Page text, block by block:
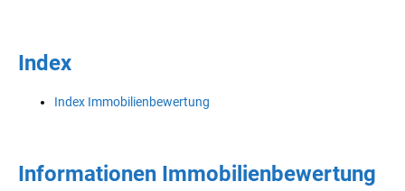
Index
Index Immobilienbewertung
Informationen Immobilienbewertung